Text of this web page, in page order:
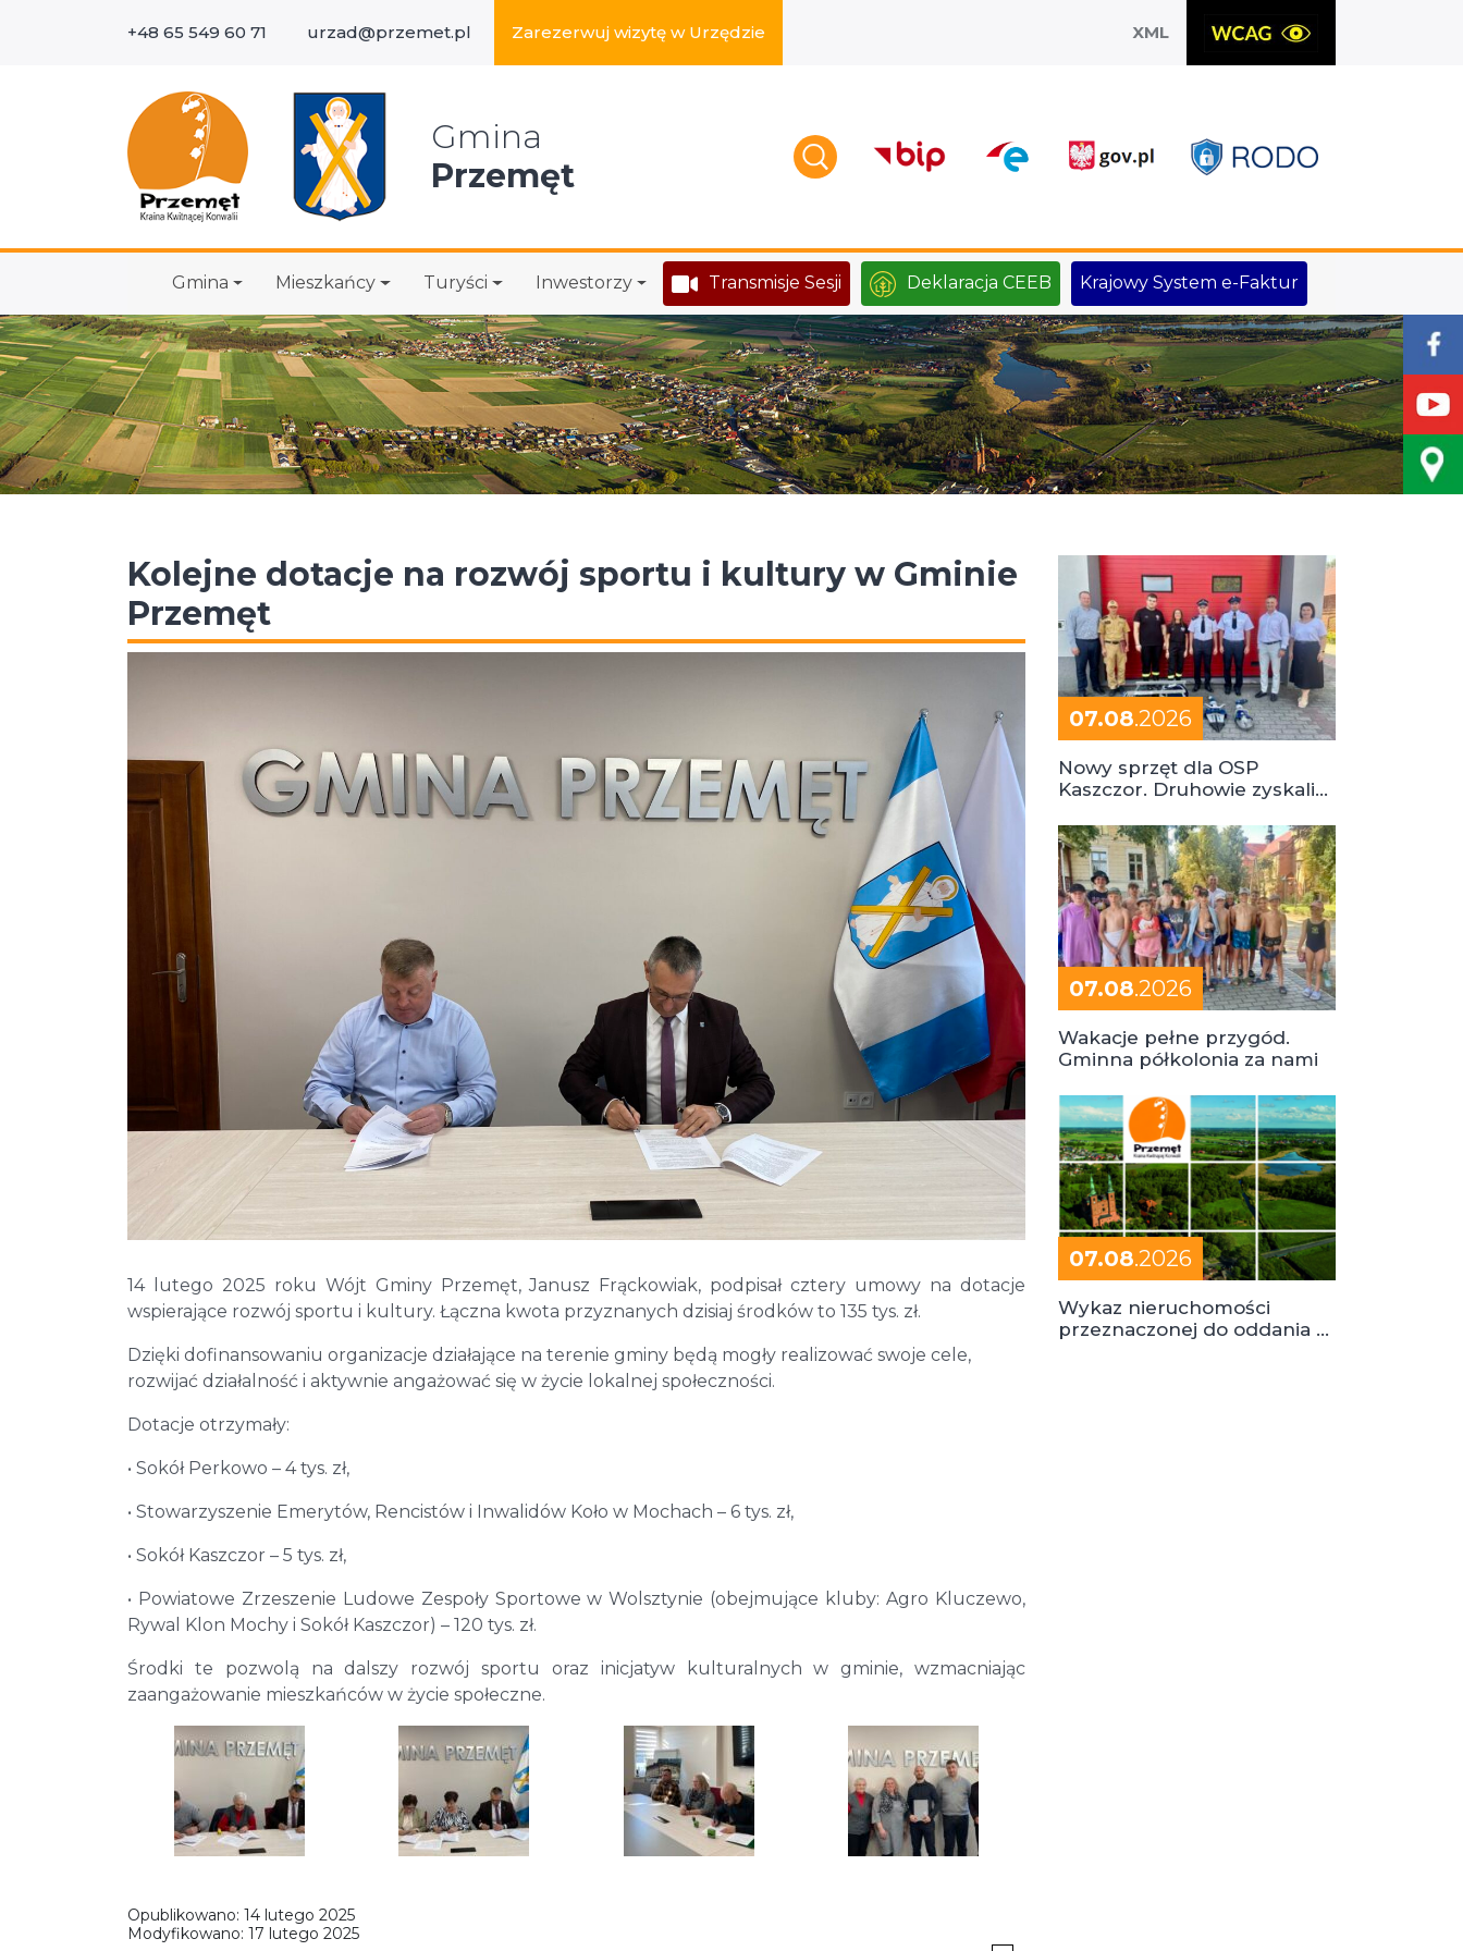
+48 65 549 60 71 urzad@przemet.pl Zarezerwuj wizytę w Urzędzie XML
Gmina
Przemęt
Gmina Mieszkańcy Turyści Inwestorzy Transmisje Sesji Deklaracja CEEB Krajowy System e-Faktur
Kolejne dotacje na rozwój sportu i kultury w Gminie
Przemęt
14 lutego 2025 roku Wójt Gminy Przemęt, Janusz Frąckowiak, podpisał cztery umowy na dotacje
wspierające rozwój sportu i kultury. Łączna kwota przyznanych dzisiaj środków to 135 tys. zł.
Dzięki dofinansowaniu organizacje działające na terenie gminy będą mogły realizować swoje cele,
rozwijać działalność i aktywnie angażować się w życie lokalnej społeczności.
Dotacje otrzymały:
• Sokół Perkowo – 4 tys. zł,
• Stowarzyszenie Emerytów, Rencistów i Inwalidów Koło w Mochach – 6 tys. zł,
• Sokół Kaszczor – 5 tys. zł,
• Powiatowe Zrzeszenie Ludowe Zespoły Sportowe w Wolsztynie (obejmujące kluby: Agro Kluczewo,
Rywal Klon Mochy i Sokół Kaszczor) – 120 tys. zł.
Środki te pozwolą na dalszy rozwój sportu oraz inicjatyw kulturalnych w gminie, wzmacniając
zaangażowanie mieszkańców w życie społeczne.
Opublikowano: 14 lutego 2025
Modyfikowano: 17 lutego 2025
07.08.2026
Nowy sprzęt dla OSP
Kaszczor. Druhowie zyskali
07.08.2026
Wakacje pełne przygód.
Gminna półkolonia za nami
07.08.2026
Wykaz nieruchomości
przeznaczonej do oddania w
Wyszukaj w serwisie